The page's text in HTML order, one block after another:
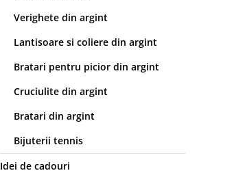
Verighete din argint
Lantisoare si coliere din argint
Bratari pentru picior din argint
Cruciulite din argint
Bratari din argint
Bijuterii tennis
Idei de cadouri